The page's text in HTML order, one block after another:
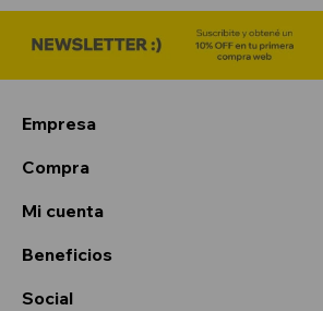
Empresa
Compra
Mi cuenta
Beneficios
Social